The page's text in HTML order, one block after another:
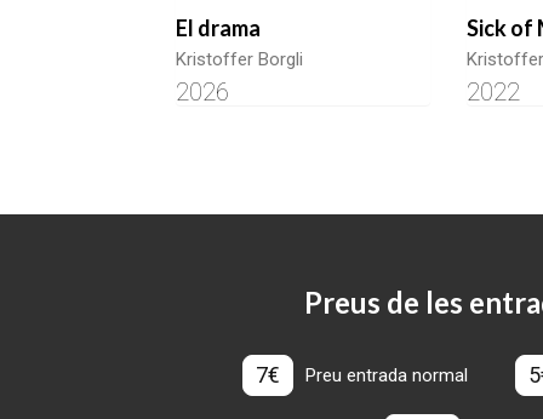
El drama
Kristoffer Borgli
2026
Sick of
2022
Preus de les
7€ Preu entrada normal